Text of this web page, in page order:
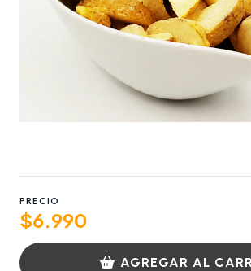
PRECIO
$6.990
AGREGAR AL